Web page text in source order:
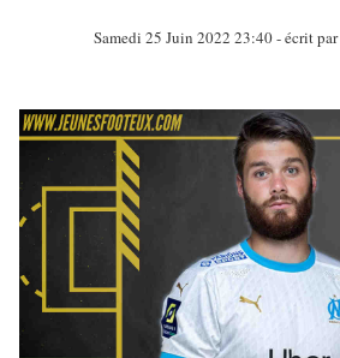
Samedi 25 Juin 2022 23:40 - écrit par